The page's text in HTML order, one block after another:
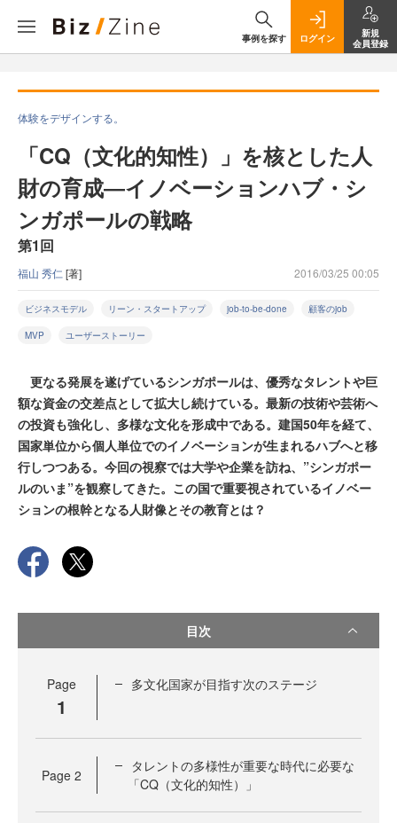
事例を探す ログイン
新規
会員登録
体験をデザインする。
「CQ（文化的知性）」を核とした人
財の育成―イノベーションハブ・シ
ンガポールの戦略
第1回
福山 秀仁 [著] 2016/03/25 00:05
ビジネスモデル リーン・スタートアップ job-to-be-done 顧客のjob
MVP ユーザーストーリー
更なる発展を遂げているシンガポールは、優秀なタレントや巨
額な資金の交差点として拡大し続けている。最新の技術や芸術へ
の投資も強化し、多様な文化を形成中である。建国50年を経て、
国家単位から個人単位でのイノベーションが生まれるハブへと移
行しつつある。今回の視察では大学や企業を訪ね、”シンガポー
ルのいま”を観察してきた。この国で重要視されているイノベー
ションの根幹となる人財像とその教育とは？
目次
Page
1
多文化国家が目指す次のステージ
Page 2
タレントの多様性が重要な時代に必要な
「CQ（文化的知性）」